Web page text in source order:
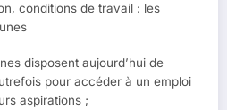
conditions de travail : les
disposent aujourd’hui de
pour accéder à un emploi
aspirations ;